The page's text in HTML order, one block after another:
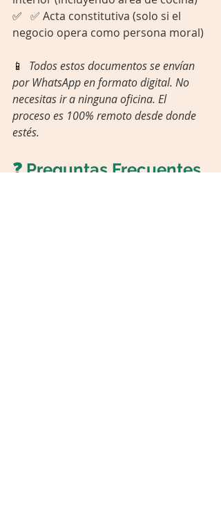
✅ ✅ Acta constitutiva (solo si el
negocio opera como persona moral)
📱 Todos estos documentos se envían
por WhatsApp en formato digital. No
necesitas ir a ninguna oficina. El
proceso es 100% remoto desde donde
estés.
❓ Preguntas Frecuentes